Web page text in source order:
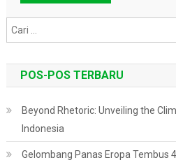
POS-POS TERBARU
Beyond Rhetoric: Unveiling the
Indonesia
Gelombang Panas Eropa Tembus